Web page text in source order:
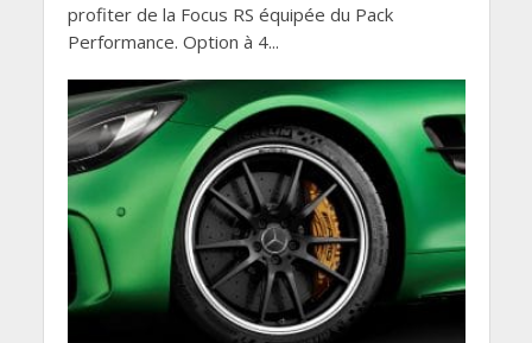
profiter de la Focus RS équipée du Pack
Performance. Option à 4...